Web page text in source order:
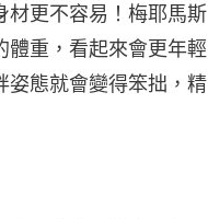
材更不容易！梅耶馬斯
體重，看起來會更年輕
姿態就會變得笨拙，精